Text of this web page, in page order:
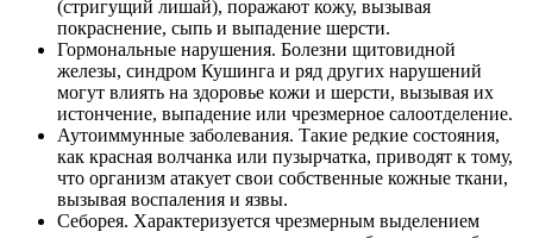
(стригущий лишай), поражают кожу, вызывая
покраснение, сыпь и выпадение шерсти.
Гормональные нарушения. Болезни щитовидной
железы, синдром Кушинга и ряд других нарушений
могут влиять на здоровье кожи и шерсти, вызывая их
истончение, выпадение или чрезмерное салоотделение.
Аутоиммунные заболевания. Такие редкие состояния,
как красная волчанка или пузырчатка, приводят к тому,
что организм атакует свои собственные кожные ткани,
вызывая воспаления и язвы.
Себорея. Характеризуется чрезмерным выделением